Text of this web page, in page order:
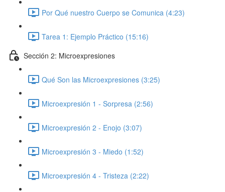
Por Qué nuestro Cuerpo se Comunica (4:23)
Tarea 1: Ejemplo Práctico (15:16)
Sección 2: Microexpresiones
Qué Son las Microexpresiones (3:25)
Microexpresión 1 - Sorpresa (2:56)
Microexpresión 2 - Enojo (3:07)
Microexpresión 3 - Miedo (1:52)
Microexpresión 4 - Tristeza (2:22)